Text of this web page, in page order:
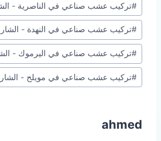
#تركيب عشب صناعي في الناصرية - الشارقة
#تركيب عشب صناعي في النهدة - الشارقة
#تركيب عشب صناعي في اليرموك - الشارقة
#تركيب عشب صناعي في مويلح - الشارقة
ahmed